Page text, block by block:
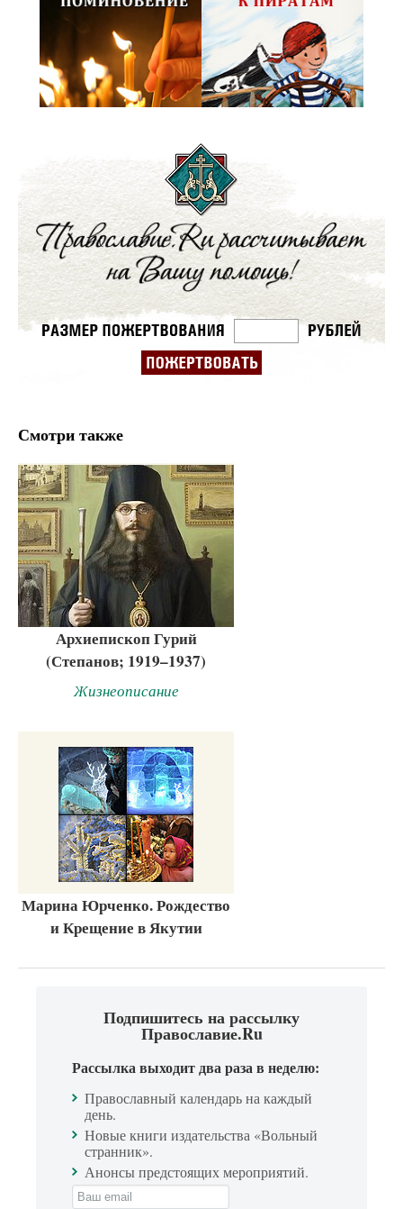
Смотри также
Архиепископ Гурий
(Степанов; 1919–1937)
Жизнеописание
Марина Юрченко. Рождество
и Крещение в Якутии
Подпишитесь на рассылку
Православие.Ru
Рассылка выходит два раза в неделю:
Православный календарь на каждый
день.
Новые книги издательства «Вольный
странник».
Анонсы предстоящих мероприятий.